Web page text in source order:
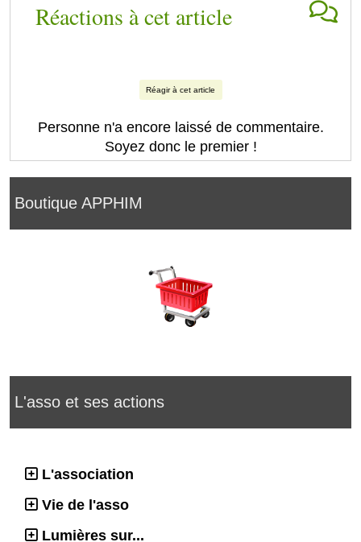
Boutique APPHIM
L'asso et ses actions
L'association
Vie de l'asso
Lumières sur...
Réactions à cet article
Réagir à cet article
Personne n'a encore laissé de commentaire.
Soyez donc le premier !